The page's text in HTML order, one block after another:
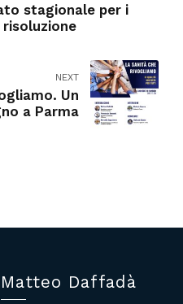
stagionale per i
risoluzione
NEXT
Un
a Parma
Matteo Daffadà